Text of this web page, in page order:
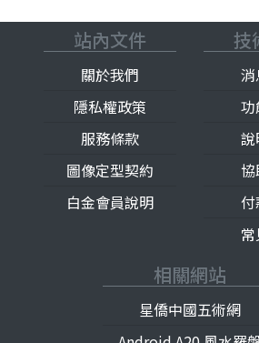
站內文件
關於我們
隱私權政策
服務條款
圖像定型契約
白金會員說明
技
消
相關網站
星僑中國五術網